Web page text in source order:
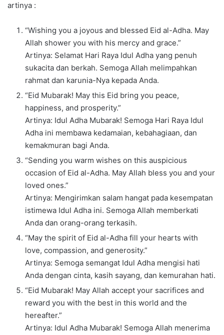
artinya :
“Wishing you a joyous and blessed Eid al-Adha. May
Allah shower you with his mercy and grace.”
Artinya: Selamat Hari Raya Idul Adha yang penuh
sukacita dan berkah. Semoga Allah melimpahkan
rahmat dan karunia-Nya kepada Anda.
“Eid Mubarak! May this Eid bring you peace,
happiness, and prosperity.”
Artinya: Idul Adha Mubarak! Semoga Hari Raya Idul
Adha ini membawa kedamaian, kebahagiaan, dan
kemakmuran bagi Anda.
“Sending you warm wishes on this auspicious
occasion of Eid al-Adha. May Allah bless you and your
loved ones.”
Artinya: Mengirimkan salam hangat pada kesempatan
istimewa Idul Adha ini. Semoga Allah memberkati
Anda dan orang-orang terkasih.
“May the spirit of Eid al-Adha fill your hearts with
love, compassion, and generosity.”
Artinya: Semoga semangat Idul Adha mengisi hati
Anda dengan cinta, kasih sayang, dan kemurahan hati.
“Eid Mubarak! May Allah accept your sacrifices and
reward you with the best in this world and the
hereafter.”
Artinya: Idul Adha Mubarak! Semoga Allah menerima